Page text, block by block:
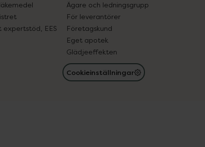
expertstöd, EES
Ägare och ledningsgrupp
För leverantörer
Företagskund
Eget apotek
Glädjeeffekten
Cookieinställningar